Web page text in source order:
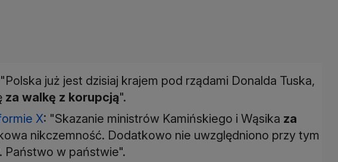
już jest dzisiaj krajem pod rządami Donalda Tuska,
za walkę z korupcją".
X: "Skazanie ministrów Kamińskiego i Wąsika za
nikczemność. Dodatkowo nie uwzględniono przy tym
Państwo w państwie".